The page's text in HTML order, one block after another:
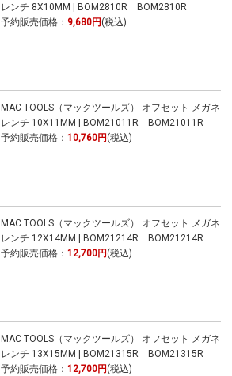
レンチ 8X10MM | BOM2810R BOM2810R
予約販売価格： 9,680円 (税込)
MAC TOOLS（マックツールズ） オフセット メガネ
レンチ 10X11MM | BOM21011R BOM21011R
予約販売価格： 10,760円 (税込)
MAC TOOLS（マックツールズ） オフセット メガネ
レンチ 12X14MM | BOM21214R BOM21214R
予約販売価格： 12,700円 (税込)
MAC TOOLS（マックツールズ） オフセット メガネ
レンチ 13X15MM | BOM21315R BOM21315R
予約販売価格： 12,700円 (税込)